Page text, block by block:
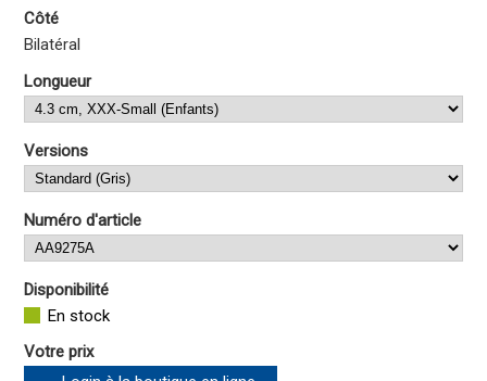
Côté
Bilatéral
Longueur
Versions
Numéro d'article
Disponibilité
En stock
Votre prix